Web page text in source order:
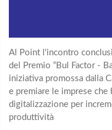
Al Point l'incontro
del Premio “Bul Factor -
iniziativa promossa dalla
e premiare le imprese che
digitalizzazione per
produttività